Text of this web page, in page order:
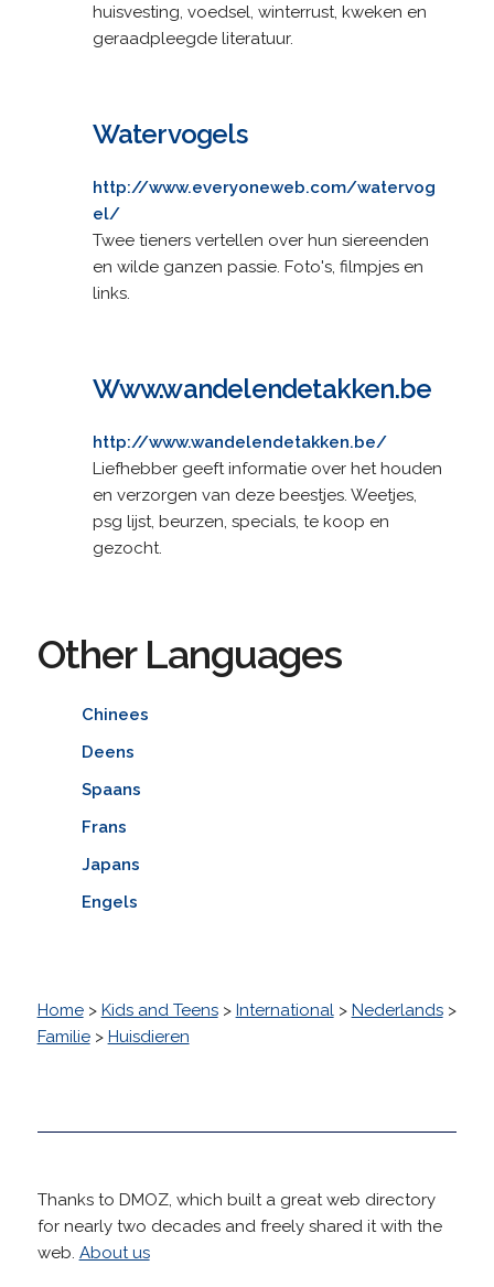
huisvesting, voedsel, winterrust, kweken en
geraadpleegde literatuur.
Watervogels
http://www.everyoneweb.com/watervog
el/
Twee tieners vertellen over hun siereenden
en wilde ganzen passie. Foto's, filmpjes en
links.
Www.wandelendetakken.be
http://www.wandelendetakken.be/
Liefhebber geeft informatie over het houden
en verzorgen van deze beestjes. Weetjes,
psg lijst, beurzen, specials, te koop en
gezocht.
Other Languages
Chinees
Deens
Spaans
Frans
Japans
Engels
Home> Kids and Teens> International> Nederlands>
Familie> Huisdieren
Thanks to DMOZ, which built a great web directory
for nearly two decades and freely shared it with the
web. About us